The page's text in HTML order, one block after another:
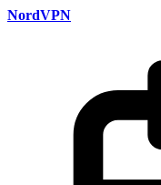
NordVPN